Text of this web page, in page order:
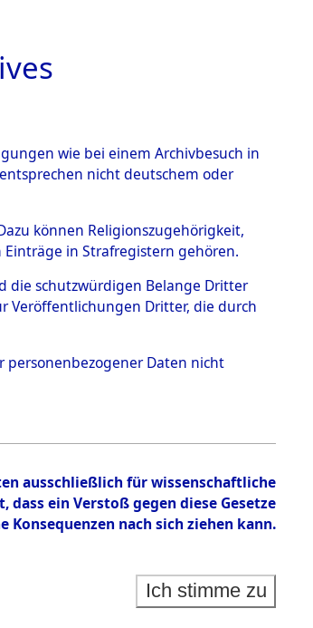
wie bei einem Archivbesuch in
nicht deutschem oder
können Religionszugehörigkeit,
in Strafregistern gehören.
die schutzwürdigen Belange Dritter
Veröffentlichungen Dritter, die durch
personenbezogener Daten nicht
ausschließlich für wissenschaftliche
ein Verstoß gegen diese Gesetze
nach sich ziehen kann.
Ich stimme zu